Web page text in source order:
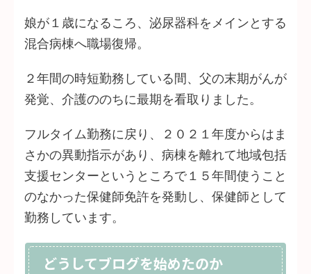
娘が１歳になるころ、泌尿器科をメインとする
混合病棟へ職場復帰。
２年間の時短勤務している間、父の末期がんが
発覚、介護ののちに最期を看取りました。
フルタイム勤務に戻り、２０２１年度からはま
さかの異動指示があり、病棟を離れて地域包括
支援センターというところで１５年間使うこと
のなかった保健師免許を発動し、保健師として
勤務しています。
どうしてブログを始めたのか